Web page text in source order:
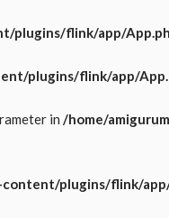
plugins/flink/app/
plugins/flink/app/
in /home/
plugins/flink/